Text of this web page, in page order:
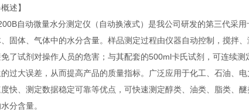
述】
自动微量水分测定仪（自动换液式）是我公司研发的第三代采
固体、气体中的水分含量。样品测定过程由仪器自动控制，搅拌
了试剂对操作人员的危害；与其配套的500ml卡氏试剂，可连续
过大误差，从而提高产品的质量指标。广泛应用于化工、石油、
快、测定数据稳定可靠等优点，可快速测定醇类、油类、脂类、
分含量。